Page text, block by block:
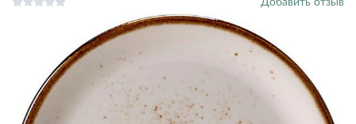
Добавить отзыв